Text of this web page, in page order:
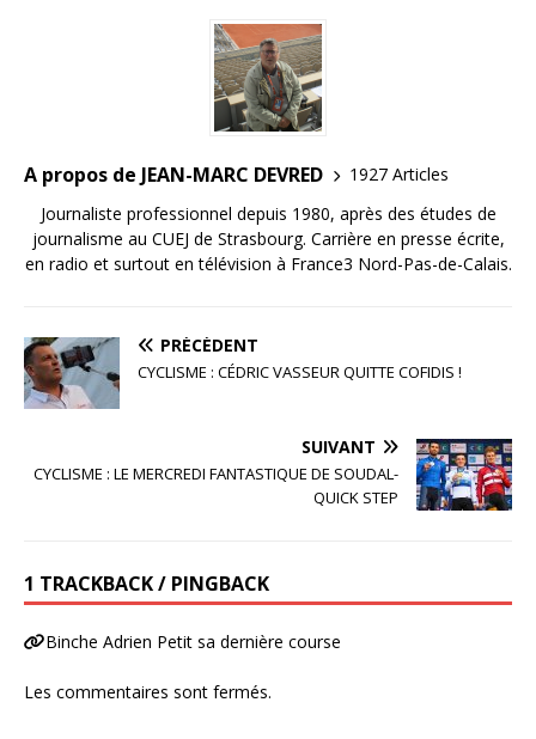
dI
n
e
r
A propos de JEAN-MARC DEVRED
1927 Articles
Journaliste professionnel depuis 1980, après des études de
journalisme au CUEJ de Strasbourg. Carrière en presse écrite,
en radio et surtout en télévision à France3 Nord-Pas-de-Calais.
PRÉCÉDENT
CYCLISME : CÉDRIC VASSEUR QUITTE COFIDIS !
SUIVANT
CYCLISME : LE MERCREDI FANTASTIQUE DE SOUDAL-
QUICK STEP
1 TRACKBACK / PINGBACK
Binche Adrien Petit sa dernière course
Les commentaires sont fermés.